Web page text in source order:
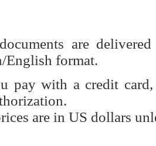
are
English format.
pay with a credit card,
are in US dollars